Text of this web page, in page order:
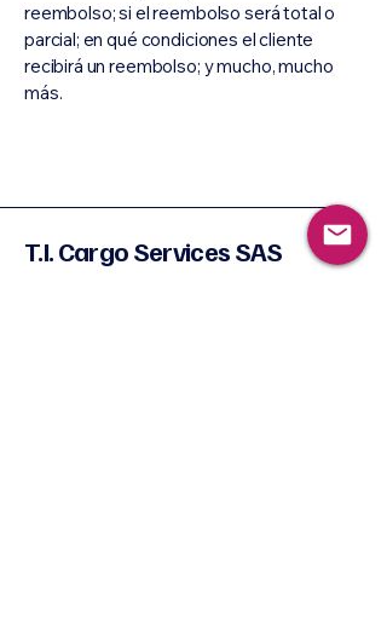
reembolso; si el reembolso será total o
parcial; en qué condiciones el cliente
recibirá un reembolso; y mucho, mucho
más.
T.I. Cargo Services SAS